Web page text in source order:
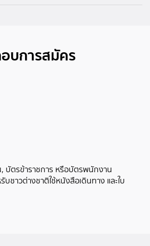
บการสมัคร
บัตรข้าราชการ หรือบัตรพนักงาน
ชาวต่างชาติใช้หนังสือเดินทาง และใบ